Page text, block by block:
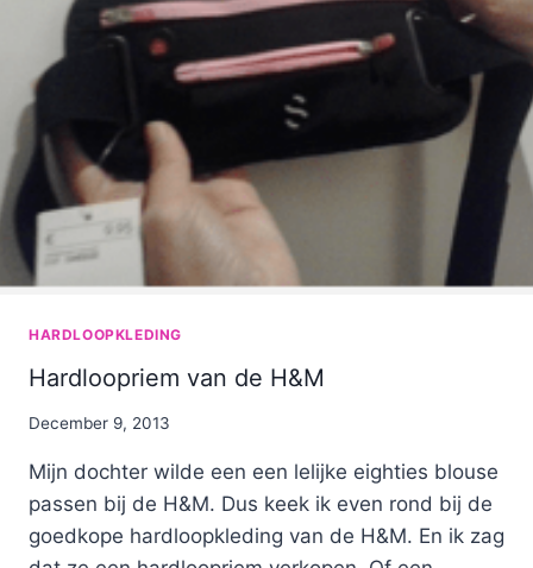
HARDLOOPKLEDING
Hardloopriem van de H&M
By
December 9, 2013
Mijn dochter wilde een een lelijke eighties blouse
passen bij de H&M. Dus keek ik even rond bij de
goedkope hardloopkleding van de H&M. En ik zag